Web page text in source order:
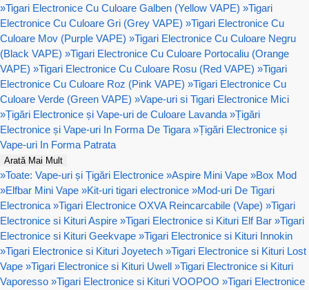
»Tigari Electronice Cu Culoare Galben (Yellow VAPE) »Tigari
Electronice Cu Culoare Gri (Grey VAPE) »Tigari Electronice Cu
Culoare Mov (Purple VAPE) »Tigari Electronice Cu Culoare Negru
(Black VAPE) »Tigari Electronice Cu Culoare Portocaliu (Orange
VAPE) »Tigari Electronice Cu Culoare Rosu (Red VAPE) »Tigari
Electronice Cu Culoare Roz (Pink VAPE) »Tigari Electronice Cu
Culoare Verde (Green VAPE) »Vape-uri si Tigari Electronice Mici
»Țigări Electronice și Vape-uri de Culoare Lavanda »Țigări
Electronice și Vape-uri In Forma De Tigara »Țigări Electronice și
Vape-uri In Forma Patrata
Arată Mai Mult
»Toate: Vape-uri și Țigări Electronice »Aspire Mini Vape »Box Mod
»Elfbar Mini Vape »Kit-uri tigari electronice »Mod-uri De Tigari
Electronica »Tigari Electronice OXVA Reincarcabile (Vape) »Tigari
Electronice si Kituri Aspire »Tigari Electronice si Kituri Elf Bar »Tigari
Electronice si Kituri Geekvape »Tigari Electronice si Kituri Innokin
»Tigari Electronice si Kituri Joyetech »Tigari Electronice si Kituri Lost
Vape »Tigari Electronice si Kituri Uwell »Tigari Electronice si Kituri
Vaporesso »Tigari Electronice si Kituri VOOPOO »Tigari Electronice